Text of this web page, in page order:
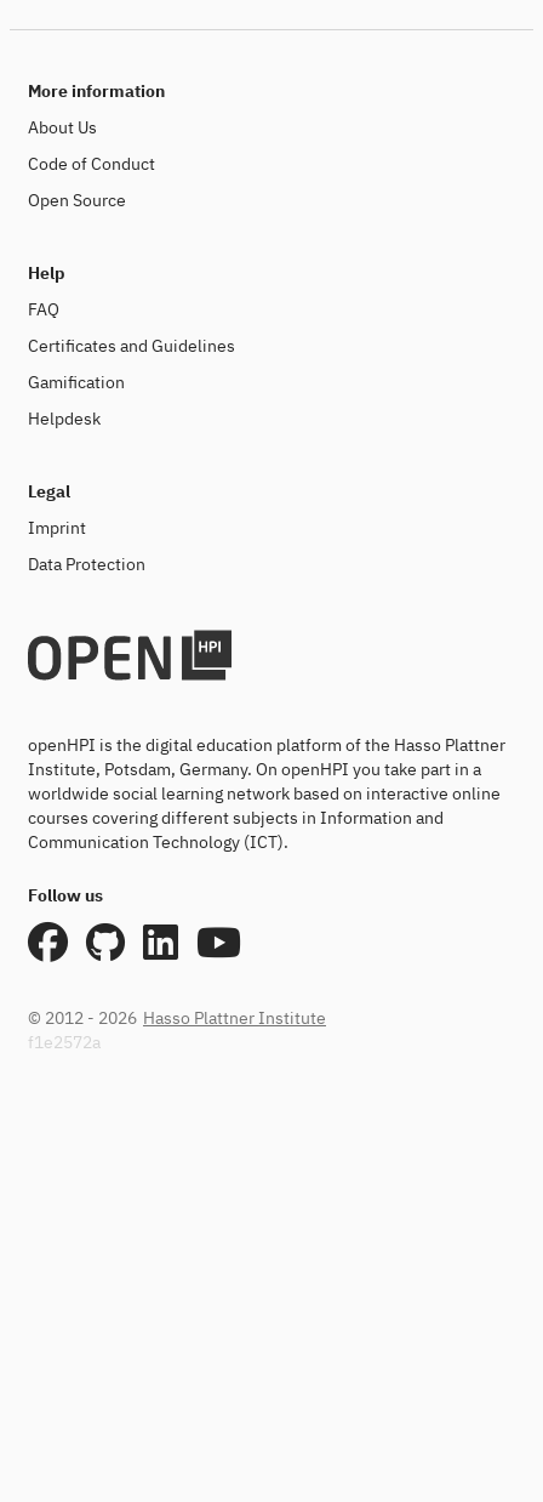
More information
About Us
Code of Conduct
Open Source
Help
FAQ
Certificates and Guidelines
Gamification
Helpdesk
Legal
Imprint
Data Protection
openHPI is the digital education platform of the Hasso Plattner
Institute, Potsdam, Germany. On openHPI you take part in a
worldwide social learning network based on interactive online
courses covering different subjects in Information and
Communication Technology (ICT).
Follow us
© 2012 - 2026 Hasso Plattner Institute
f1e2572a